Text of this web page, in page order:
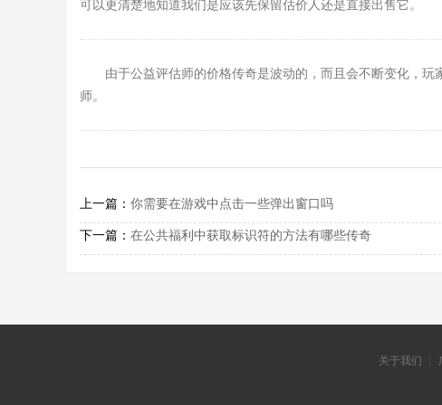
可以更清楚地知道我们是应该先保留估价人还是直接出售它。
由于公益评估师的价格传奇是波动的，而且会不断变化，
师。
上一篇： 你需要在游戏中点击一些弹出窗口吗
下一篇： 在公共福利中获取标识符的方法有哪些传奇
关于我们 ┊